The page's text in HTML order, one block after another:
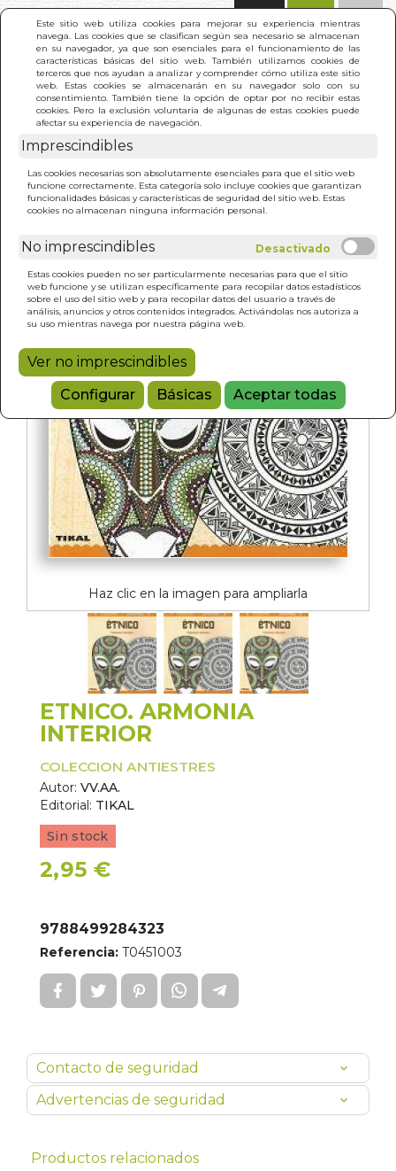
Este sitio web utiliza cookies para mejorar su experiencia mientras
navega. Las cookies que se clasifican según sea necesario se almacenan
en su navegador, ya que son esenciales para el funcionamiento de las
características básicas del sitio web. También utilizamos cookies de
terceros que nos ayudan a analizar y comprender cómo utiliza este sitio
web. Estas cookies se almacenarán en su navegador solo con su
consentimiento. También tiene la opción de optar por no recibir estas
cookies. Pero la exclusión voluntaria de algunas de estas cookies puede
afectar su experiencia de navegación.
Imprescindibles
Las cookies necesarias son absolutamente esenciales para que el sitio web
funcione correctamente. Esta categoría solo incluye cookies que garantizan
funcionalidades básicas y características de seguridad del sitio web. Estas
cookies no almacenan ninguna información personal.
No imprescindibles
Estas cookies pueden no ser particularmente necesarias para que el sitio
web funcione y se utilizan específicamente para recopilar datos estadísticos
sobre el uso del sitio web y para recopilar datos del usuario a través de
análisis, anuncios y otros contenidos integrados. Activándolas nos autoriza a
su uso mientras navega por nuestra página web.
Ver no imprescindibles
Configurar
Básicas Aceptar todas
INICIO > ETNICO. ARMONIA INTERIOR
Haz clic en la imagen para ampliarla
ETNICO. ARMONIA
INTERIOR
COLECCION ANTIESTRES
Autor: VV.AA.
Editorial: TIKAL
Sin stock
2,95 €
9788499284323
Referencia: T0451003
Contacto de seguridad
Advertencias de seguridad
Productos relacionados